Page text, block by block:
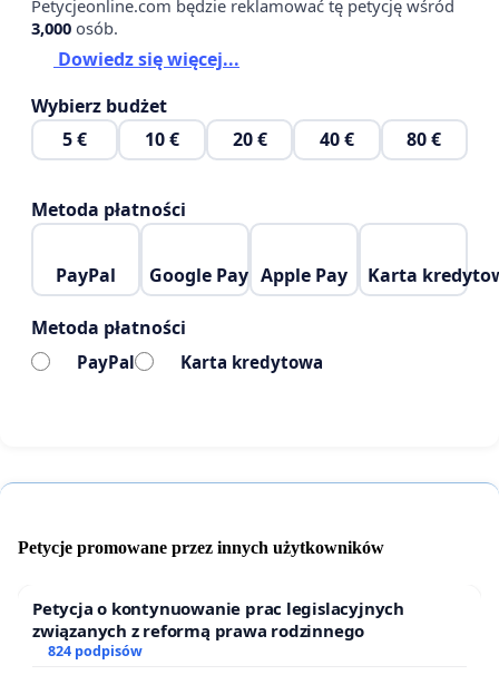
Nie wyrażam także zgody na podwyżkę ściąganych
przez izbę pielęgniarską obowiązkowych składek
członkowskich do 500 zł rocznie.
Stale postępująca deprecjacja zawodu pielęgniarki i
położnej wymaga zdecydowanego przywództwa
oraz Związku.
Petycjeonline.com będzie reklamować tę petycję wśród
3,000 osób.
Dowiedz się więcej...
Wybierz budżet
5 €
10 € 20 € 40 € 80 €
Metoda płatności
PayPal Google Pay Apple Pay Karta
Metoda płatności
PayPal Karta kredytowa
Petycje promowane przez innych użytkowników
Petycja o kontynuowanie prac legislacyjnych
związanych z reformą prawa rodzinnego
824 podpisów